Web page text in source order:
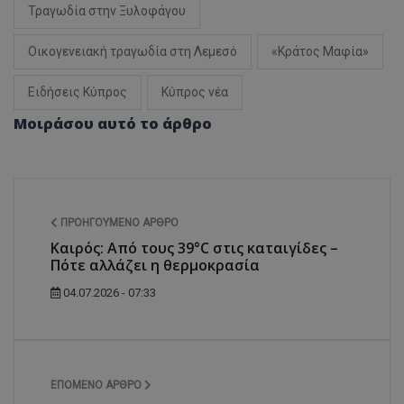
Τραγωδία στην Ξυλοφάγου
Οικογενειακή τραγωδία στη Λεμεσό «Κράτος Μαφία»
Ειδήσεις Κύπρος Κύπρος νέα
Μοιράσου αυτό το άρθρο
ΠΡΟΗΓΟΎΜΕΝΟ ΆΡΘΡΟ
Καιρός: Από τους 39°C στις καταιγίδες –
Πότε αλλάζει η θερμοκρασία
04.07.2026 - 07:33
ΕΠΌΜΕΝΟ ΆΡΘΡΟ
ASP.NET_SessionId
VISITOR_PRIVACY_METADATA